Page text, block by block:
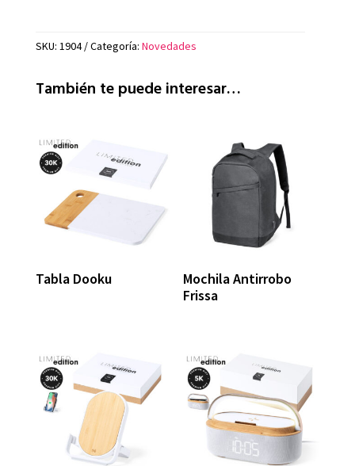
SKU: 1904 Categoría: Novedades
También te puede interesar…
Tabla Dooku
Mochila Antirrobo
Frissa